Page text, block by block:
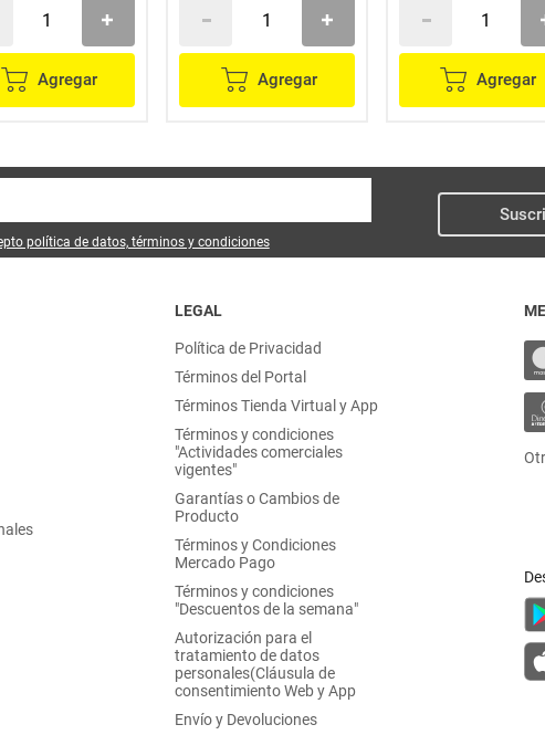
Agregar Agregar Agregar
política de datos, términos y condiciones
LEGAL
Política de Privacidad
Términos del Portal
Términos Tienda Virtual y App
Términos y condiciones
"Actividades comerciales
vigentes"
Garantías o Cambios de
Producto
Términos y Condiciones
Mercado Pago
Términos y condiciones
"Descuentos de la semana"
Autorización para el
tratamiento de datos
personales(Cláusula de
consentimiento Web y App
Envío y Devoluciones